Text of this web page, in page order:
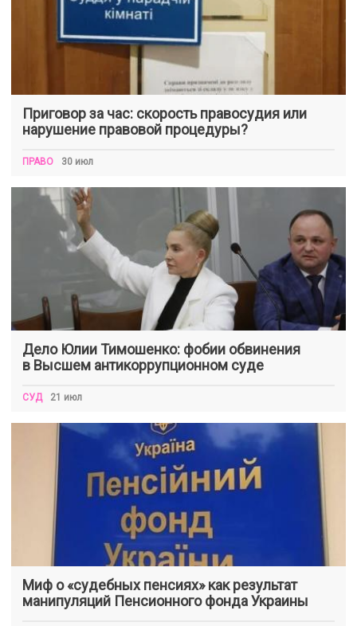
Приговор за час: скорость правосудия или
нарушение правовой процедуры?
ПРАВО 30 июл
Дело Юлии Тимошенко: фобии обвинения
в Высшем антикоррупционном суде
СУД 21 июл
Миф о «судебных пенсиях» как результат
манипуляций Пенсионного фонда Украины